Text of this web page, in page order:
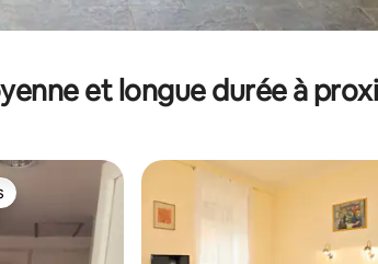
et longue durée à